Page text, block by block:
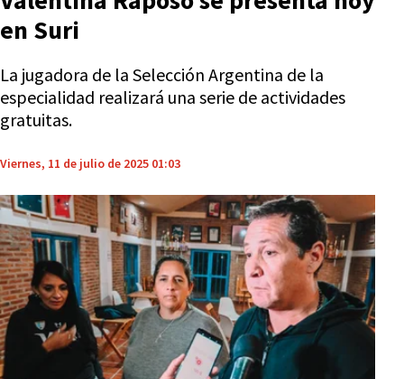
en Suri
La jugadora de la Selección Argentina de la
especialidad realizará una serie de actividades
gratuitas.
Viernes, 11 de julio de 2025 01:03